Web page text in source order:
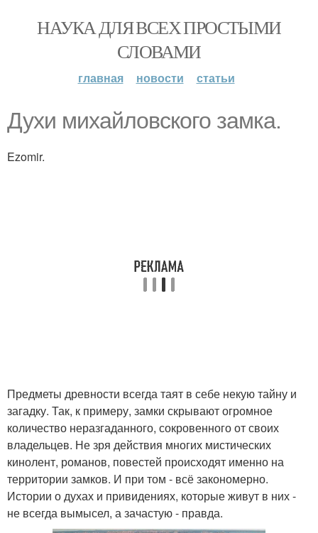
НАУКА ДЛЯ ВСЕХ ПРОСТЫМИ
СЛОВАМИ
главная новости статьи
Духи михайловского замка.
Ezomir.
Предметы древности всегда таят в себе некую тайну и
загадку. Так, к примеру, замки скрывают огромное
количество неразгаданного, сокровенного от своих
владельцев. Не зря действия многих мистических
кинолент, романов, повестей происходят именно на
территории замков. И при том - всё закономерно.
Истории о духах и привидениях, которые живут в них -
не всегда вымысел, а зачастую - правда.